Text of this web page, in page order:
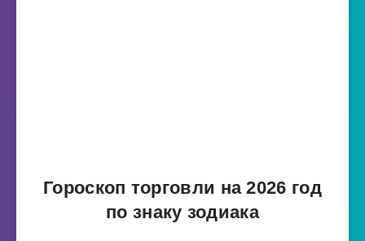
Гороскоп торговли на 2026 год
по знаку зодиака